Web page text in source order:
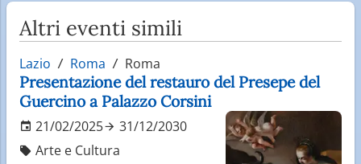
Altri eventi simili
Lazio Roma Roma
Presentazione del restauro del Presepe del
Guercino a Palazzo Corsini
21/02/2025
31/12/2030
Arte e Cultura